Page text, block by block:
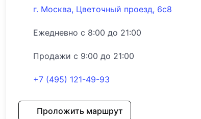
г. Москва, Цветочный проезд, 6с8
Ежедневно с 8:00 до 21:00
Продажи с 9:00 до 21:00
+7 (495) 121-49-93
Проложить маршрут